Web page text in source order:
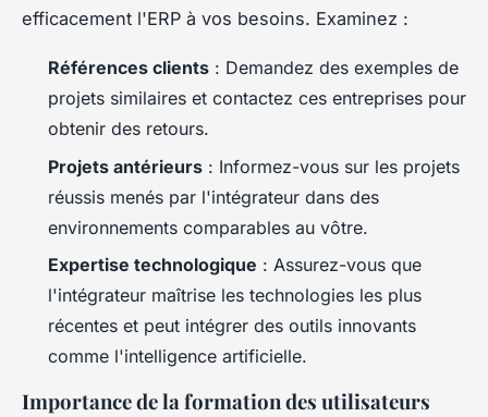
efficacement l'ERP à vos besoins. Examinez :
Références clients : Demandez des exemples de
projets similaires et contactez ces entreprises pour
obtenir des retours.
Projets antérieurs : Informez-vous sur les projets
réussis menés par l'intégrateur dans des
environnements comparables au vôtre.
Expertise technologique : Assurez-vous que
l'intégrateur maîtrise les technologies les plus
récentes et peut intégrer des outils innovants
comme l'intelligence artificielle.
Importance de la formation des utilisateurs